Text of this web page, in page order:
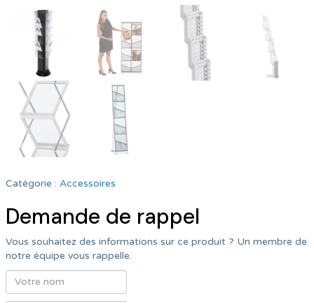
Catégorie : Accessoires
Demande de rappel
Vous souhaitez des informations sur ce produit ? Un membre de
notre équipe vous rappelle.